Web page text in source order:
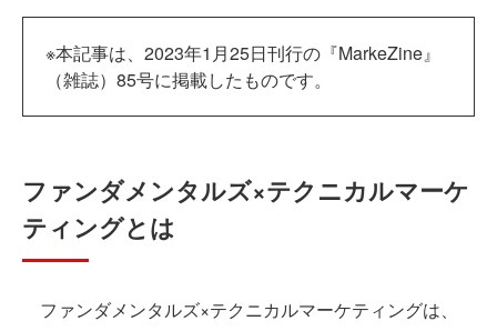
※本記事は、2023年1月25日刊行の『MarkeZine』
（雑誌）85号に掲載したものです。
ファンダメンタルズ×テクニカルマーケ
ティングとは
ファンダメンタルズ×テクニカルマーケティングは、